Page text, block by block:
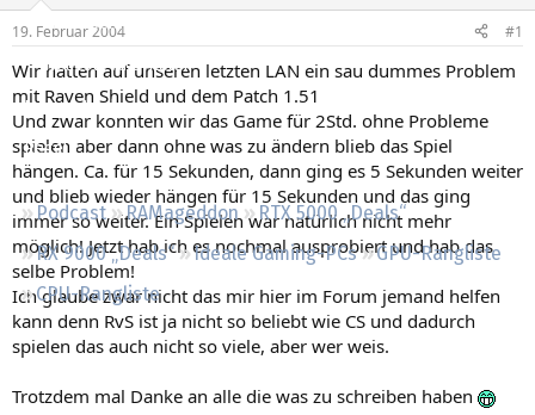
Neue Beiträge
Neueste Aktivitäten
Leserartikel
Regeln
Podcast RAMageddon
RTX 5000 „Deals“
RX 9000 „Deals“
Ideale Gaming-PCs
GPU-Rangliste
CPU-Rangliste
e
r
l
t
a
m
19. Februar 2004 #1
Wir hatten auf unseren letzten LAN ein sau dummes Problem
mit Raven Shield und dem Patch 1.51
Und zwar konnten wir das Game für 2Std. ohne Probleme
spielen aber dann ohne was zu ändern blieb das Spiel
hängen. Ca. für 15 Sekunden, dann ging es 5 Sekunden weiter
und blieb wieder hängen für 15 Sekunden und das ging
immer so weiter. Ein Spielen war natürlich nicht mehr
möglich! Jetzt hab ich es nochmal ausprobiert und hab das
selbe Problem!
Ich glaube zwar nicht das mir hier im Forum jemand helfen
kann denn RvS ist ja nicht so beliebt wie CS und dadurch
spielen das auch nicht so viele, aber wer weis.
Trotzdem mal Danke an alle die was zu schreiben haben